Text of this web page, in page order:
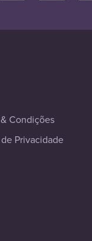
Condições
Privacidade